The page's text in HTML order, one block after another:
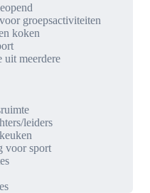
groepsactiviteiten
koken
uit meerdere
leiders
voor sport